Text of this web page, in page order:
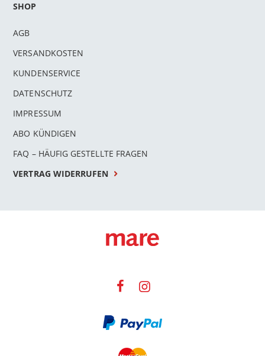
SHOP
AGB
VERSANDKOSTEN
KUNDENSERVICE
DATENSCHUTZ
IMPRESSUM
ABO KÜNDIGEN
FAQ – HÄUFIG GESTELLTE FRAGEN
VERTRAG WIDERRUFEN